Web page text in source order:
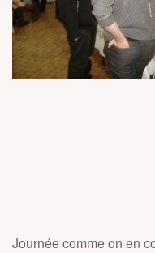
Journée comme on en